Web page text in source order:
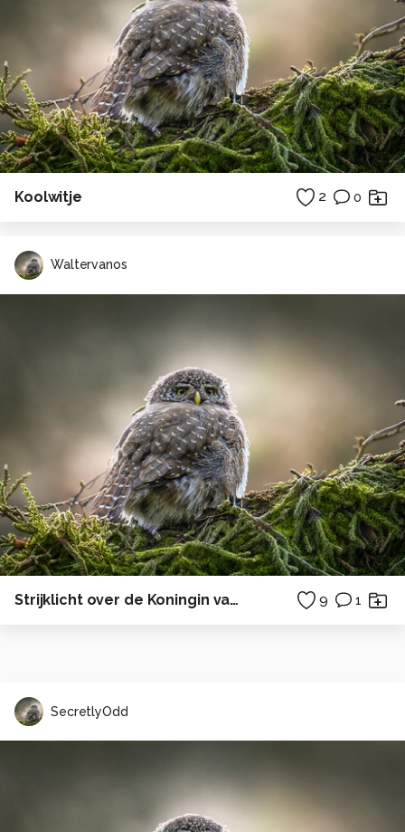
Koolwitje 2 0
Waltervanos
Strijklicht over de Koningin van de pages 9 1
SecretlyOdd